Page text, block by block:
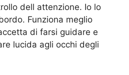
dell attenzione. Io lo
Funziona meglio
di farsi guidare e
lucida agli occhi degli